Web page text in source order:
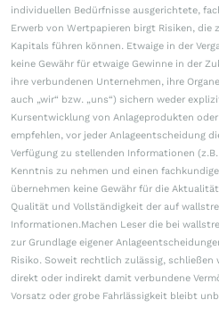
individuellen Bedürfnisse ausgerichtete,
Erwerb von Wertpapieren birgt Risiken, die
Kapitals führen können. Etwaige in der
keine Gewähr für etwaige Gewinne in der
ihre verbundenen Unternehmen, ihre
auch „wir“ bzw. „uns“) sichern weder
Kursentwicklung von Anlageprodukten
empfehlen, vor jeder Anlageentscheidung
Verfügung zu stellenden Informationen
Kenntnis zu nehmen und einen
übernehmen keine Gewähr für die
Qualität und Vollständigkeit der auf
Informationen.Machen Leser die bei
zur Grundlage eigener
Risiko. Soweit rechtlich zulässig, schließen
direkt oder indirekt damit verbundene
Vorsatz oder grobe Fahrlässigkeit bleibt